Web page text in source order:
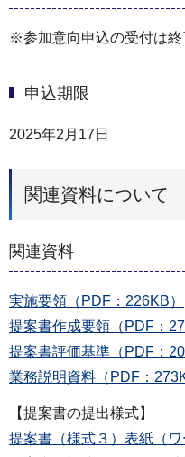
※参加意向申込の受付は終
申込期限
2025年2月17日
関連資料について
関連資料
実施要領（PDF：226KB）
提案書作成要領（PDF：
提案書評価基準（PDF：
業務説明資料（PDF：
【提案書の提出様式】
提案書（様式３）表紙（ワ